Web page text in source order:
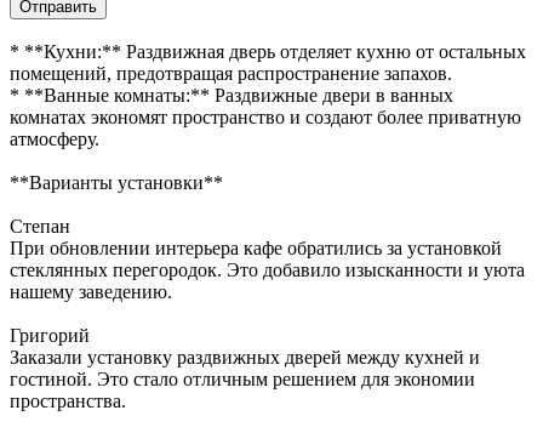
Отправить
* **Кухни:** Раздвижная дверь отделяет кухню от остальных
помещений, предотвращая распространение запахов.
* **Ванные комнаты:** Раздвижные двери в ванных
комнатах экономят пространство и создают более приватную
атмосферу.
**Варианты установки**
Степан
При обновлении интерьера кафе обратились за установкой
стеклянных перегородок. Это добавило изысканности и уюта
нашему заведению.
Григорий
Заказали установку раздвижных дверей между кухней и
гостиной. Это стало отличным решением для экономии
пространства.